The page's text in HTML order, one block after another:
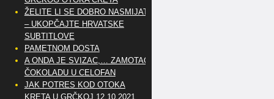
ŽELITE LI SE DOBRO NASMIJATI
– UKOPČAJTE HRVATSKE
SUBTITLOVE
PAMETNOM DOSTA
A ONDA JE SVIZAC,… ZAMOTAO
ČOKOLADU U CELOFAN
JAK POTRES KOD OTOKA
KRETA U GRČKOJ 12.10.2021